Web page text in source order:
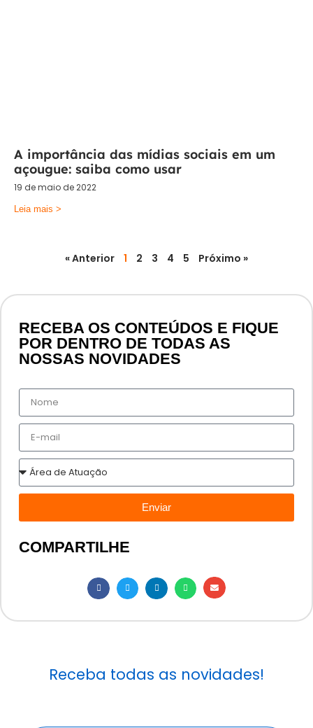
A importância das mídias sociais em um
açougue: saiba como usar
19 de maio de 2022
Leia mais >
« Anterior 1 2 3 4 5 Próximo »
RECEBA OS CONTEÚDOS E FIQUE
POR DENTRO DE TODAS AS
NOSSAS NOVIDADES
Enviar
COMPARTILHE
Receba todas as novidades!